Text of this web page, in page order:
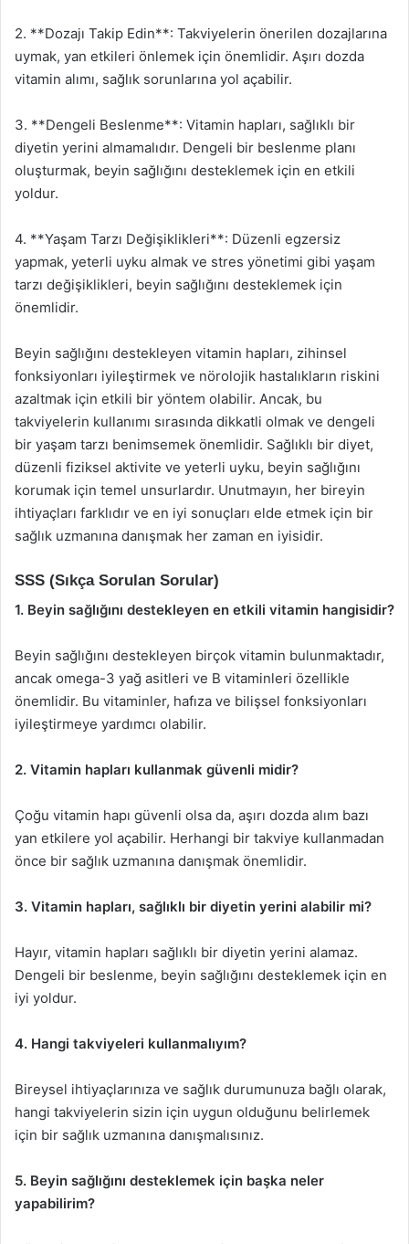
2. **Dozajı Takip Edin**: Takviyelerin önerilen dozajlarına
uymak, yan etkileri önlemek için önemlidir. Aşırı dozda
vitamin alımı, sağlık sorunlarına yol açabilir.
3. **Dengeli Beslenme**: Vitamin hapları, sağlıklı bir
diyetin yerini almamalıdır. Dengeli bir beslenme planı
oluşturmak, beyin sağlığını desteklemek için en etkili
yoldur.
4. **Yaşam Tarzı Değişiklikleri**: Düzenli egzersiz
yapmak, yeterli uyku almak ve stres yönetimi gibi yaşam
tarzı değişiklikleri, beyin sağlığını desteklemek için
önemlidir.
Beyin sağlığını destekleyen vitamin hapları, zihinsel
fonksiyonları iyileştirmek ve nörolojik hastalıkların riskini
azaltmak için etkili bir yöntem olabilir. Ancak, bu
takviyelerin kullanımı sırasında dikkatli olmak ve dengeli
bir yaşam tarzı benimsemek önemlidir. Sağlıklı bir diyet,
düzenli fiziksel aktivite ve yeterli uyku, beyin sağlığını
korumak için temel unsurlardır. Unutmayın, her bireyin
ihtiyaçları farklıdır ve en iyi sonuçları elde etmek için bir
sağlık uzmanına danışmak her zaman en iyisidir.
SSS (Sıkça Sorulan Sorular)
1. Beyin sağlığını destekleyen en etkili vitamin hangisidir?
Beyin sağlığını destekleyen birçok vitamin bulunmaktadır,
ancak omega-3 yağ asitleri ve B vitaminleri özellikle
önemlidir. Bu vitaminler, hafıza ve bilişsel fonksiyonları
iyileştirmeye yardımcı olabilir.
2. Vitamin hapları kullanmak güvenli midir?
Çoğu vitamin hapı güvenli olsa da, aşırı dozda alım bazı
yan etkilere yol açabilir. Herhangi bir takviye kullanmadan
önce bir sağlık uzmanına danışmak önemlidir.
3. Vitamin hapları, sağlıklı bir diyetin yerini alabilir mi?
Hayır, vitamin hapları sağlıklı bir diyetin yerini alamaz.
Dengeli bir beslenme, beyin sağlığını desteklemek için en
iyi yoldur.
4. Hangi takviyeleri kullanmalıyım?
Bireysel ihtiyaçlarınıza ve sağlık durumunuza bağlı olarak,
hangi takviyelerin sizin için uygun olduğunu belirlemek
için bir sağlık uzmanına danışmalısınız.
5. Beyin sağlığını desteklemek için başka neler
yapabilirim?